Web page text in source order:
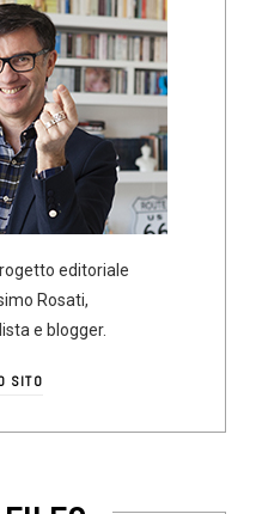
editoriale
Rosati,
e blogger.
SITO